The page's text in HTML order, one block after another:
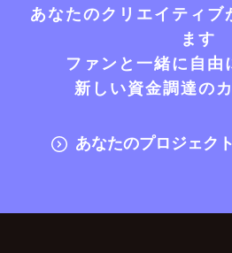
あなたのクリエイティブ
ます
ファンと一緒に自由
新しい資金調達の
あなたのプロジェク